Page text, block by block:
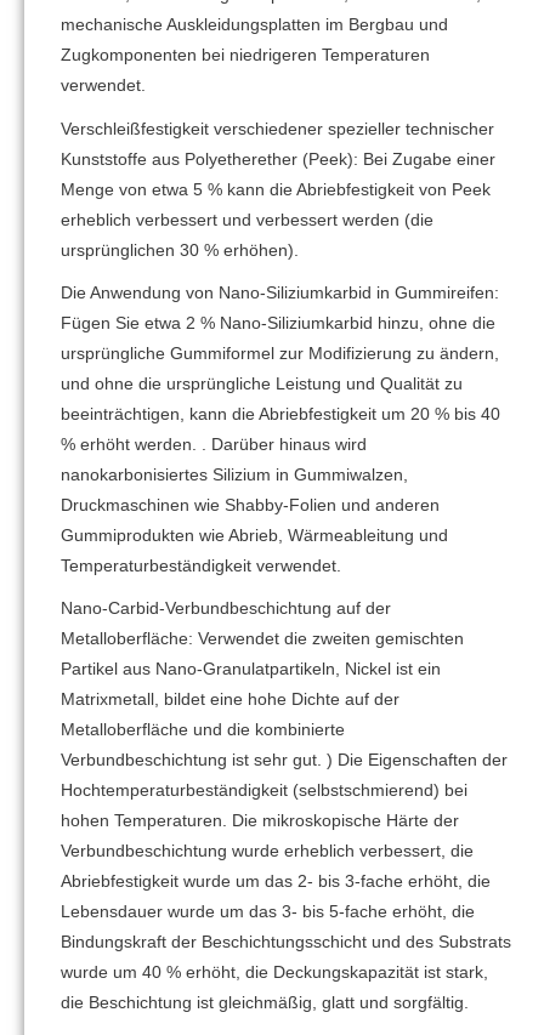
mechanische Auskleidungsplatten im Bergbau und
Zugkomponenten bei niedrigeren Temperaturen
verwendet.
Verschleißfestigkeit verschiedener spezieller technischer
Kunststoffe aus Polyetherether (Peek): Bei Zugabe einer
Menge von etwa 5 % kann die Abriebfestigkeit von Peek
erheblich verbessert und verbessert werden (die
ursprünglichen 30 % erhöhen).
Die Anwendung von Nano-Siliziumkarbid in Gummireifen:
Fügen Sie etwa 2 % Nano-Siliziumkarbid hinzu, ohne die
ursprüngliche Gummiformel zur Modifizierung zu ändern,
und ohne die ursprüngliche Leistung und Qualität zu
beeinträchtigen, kann die Abriebfestigkeit um 20 % bis 40
% erhöht werden. . Darüber hinaus wird
nanokarbonisiertes Silizium in Gummiwalzen,
Druckmaschinen wie Shabby-Folien und anderen
Gummiprodukten wie Abrieb, Wärmeableitung und
Temperaturbeständigkeit verwendet.
Nano-Carbid-Verbundbeschichtung auf der
Metalloberfläche: Verwendet die zweiten gemischten
Partikel aus Nano-Granulatpartikeln, Nickel ist ein
Matrixmetall, bildet eine hohe Dichte auf der
Metalloberfläche und die kombinierte
Verbundbeschichtung ist sehr gut. ) Die Eigenschaften der
Hochtemperaturbeständigkeit (selbstschmierend) bei
hohen Temperaturen. Die mikroskopische Härte der
Verbundbeschichtung wurde erheblich verbessert, die
Abriebfestigkeit wurde um das 2- bis 3-fache erhöht, die
Lebensdauer wurde um das 3- bis 5-fache erhöht, die
Bindungskraft der Beschichtungsschicht und des Substrats
wurde um 40 % erhöht, die Deckungskapazität ist stark,
die Beschichtung ist gleichmäßig, glatt und sorgfältig.